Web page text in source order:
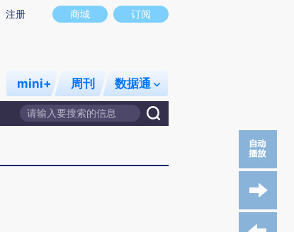
商城 订阅
注册
mini+ 周刊 数据通